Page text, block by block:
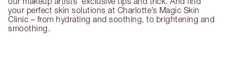
your perfect skin solutions at Charlotte’s Magic Skin
Clinic – from hydrating and soothing, to brightening and
smoothing.